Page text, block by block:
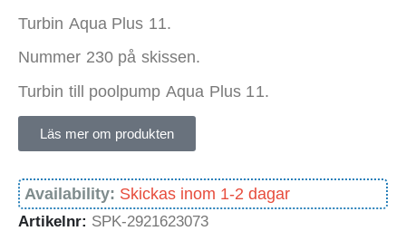
Turbin Aqua Plus 11.
Nummer 230 på skissen.
Turbin till poolpump Aqua Plus 11.
Läs mer om produkten
Availability: Skickas inom 1-2 dagar
Artikelnr: SPK-2921623073